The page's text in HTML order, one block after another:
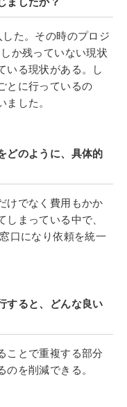
た。その時のプロジ
か残っていない現状
いる現状がある。し
とに行っているの
した。
どのように、具体的
けでなく費用もかか
まっている中で、
口になり依頼を統一
すると、どんな良い
ことで重複する部分
を削減できる。